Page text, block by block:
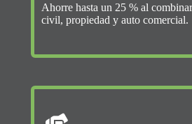
Ahorre hasta un 25 % al
civil, propiedad y auto comercial.